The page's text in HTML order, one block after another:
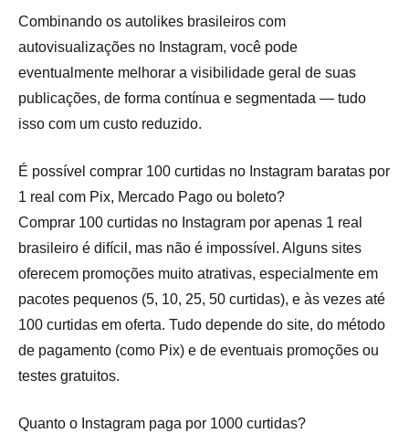
Combinando os autolikes brasileiros com
autovisualizações no Instagram, você pode
eventualmente melhorar a visibilidade geral de suas
publicações, de forma contínua e segmentada — tudo
isso com um custo reduzido.
É possível comprar 100 curtidas no Instagram baratas por
1 real com Pix, Mercado Pago ou boleto?
Comprar 100 curtidas no Instagram por apenas 1 real
brasileiro é difícil, mas não é impossível. Alguns sites
oferecem promoções muito atrativas, especialmente em
pacotes pequenos (5, 10, 25, 50 curtidas), e às vezes até
100 curtidas em oferta. Tudo depende do site, do método
de pagamento (como Pix) e de eventuais promoções ou
testes gratuitos.
Quanto o Instagram paga por 1000 curtidas?